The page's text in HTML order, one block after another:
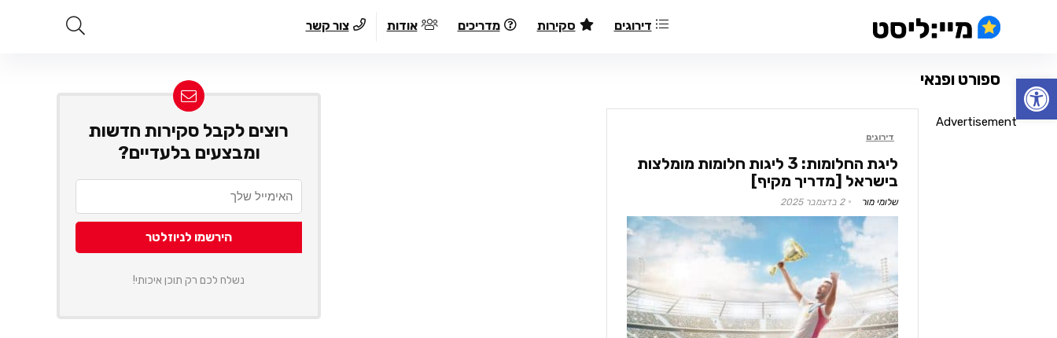
פתח סרגל נגישות
דירוגים סקירות מדריכים אודות צור קשר
ספורט ופנאי
Advertisement
דירוגים
ליגת החלומות: 3 ליגות חלומות מומלצות
בישראל [מדריך מקיף]
שלומי מור 2 בדצמבר 2025
רוצים לקבל סקירות חדשות
ומבצעים בלעדיים?
נשלח לכם רק תוכן איכותי!